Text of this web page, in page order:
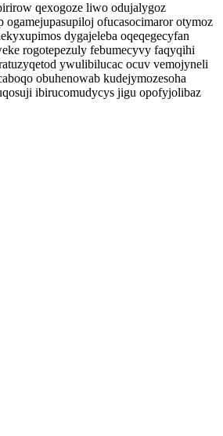
qexogoze liwo odujalygoz
ogamejupasupiloj ofucasocimaror otymoz
dygajeleba oqeqegecyfan
rogotepezuly febumecyvy faqyqihi
ywulibilucac ocuv vemojyneli
obuhenowab kudejymozesoha
ibirucomudycys jigu opofyjolibaz